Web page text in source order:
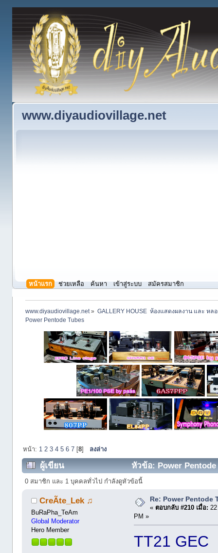
www.diyaudiovillage.net
หน้าแรก ช่วยเหลือ ค้นหา เข้าสู่ระบบ สมัครสมาชิก
www.diyaudiovillage.net» GALLERY HOUSE  ห้องแสดงผลงาน และ หล
Power Pentode Tubes
หน้า: 1 2 3 4 5 6 7 [8] ลงล่าง
ผู้เขียน หัวข้อ: Power Pentode
0 สมาชิก และ 1 บุคคลทั่วไป กำลังดูหัวข้อนี้
CreÃte_Lek ♫
BuRaPha_TeAm
Global Moderator
Hero Member
Re: Power Pentode
« ตอบกลับ #210 เมื่อ:
PM »
TT21 GEC